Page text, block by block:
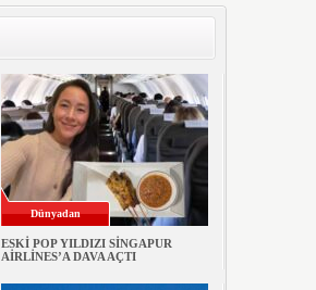
Dünyadan
ESKİ POP YILDIZI SİNGAPUR
AİRLİNES’A DAVA AÇTI